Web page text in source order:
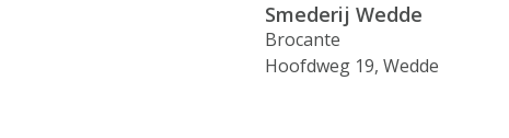
Smederij Wedde
Brocante
Hoofdweg 19, Wedde